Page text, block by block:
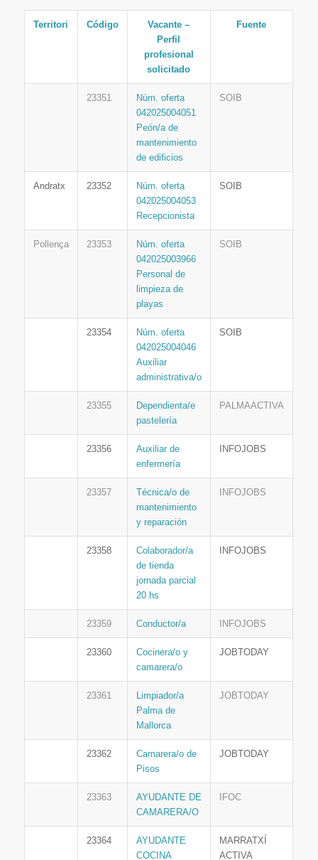
Territori Código
Vacante –
Perfil
profesional
solicitado
Fuente
23351
Núm. oferta
042025004051
Peón/a de
mantenimiento
de edificios
SOIB
Andratx 23352
Núm. oferta
042025004053
Recepcionista
SOIB
Pollença 23353
Núm. oferta
042025003966
Personal de
limpieza de
playas
SOIB
23354
Núm. oferta
042025004046
Auxiliar
administrativa/o
SOIB
23355
Dependienta/e
pastelería
PALMAACTIVA
23356
Auxiliar de
enfermería
INFOJOBS
23357
Técnica/o de
mantenimiento
y reparación
INFOJOBS
23358
Colaborador/a
de tienda
jornada parcial
20 hs
INFOJOBS
23359 Conductor/a INFOJOBS
23360
Cocinera/o y
camarera/o
JOBTODAY
23361
Limpiador/a
Palma de
Mallorca
JOBTODAY
23362
Camarera/o de
Pisos
JOBTODAY
23363
AYUDANTE DE
CAMARERA/O
IFOC
23364
AYUDANTE
COCINA
MARRATXÍ
ACTIVA